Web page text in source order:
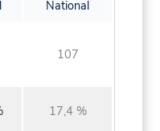
National
107
17,4 %